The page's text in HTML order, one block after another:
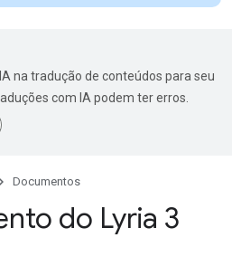
na tradução de conteúdos para seu
com IA podem ter erros.
Documentos
do Lyria 3